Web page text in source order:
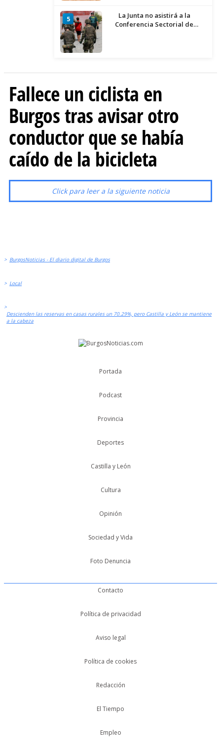
5
La Junta no asistirá a la
Conferencia Sectorial de
Fallece un ciclista en
Burgos tras avisar otro
conductor que se había
caído de la bicicleta
Click para leer a la siguiente noticia
> BurgosNoticias - El diario digital de Burgos
> Local
>
Descienden las reservas en casas rurales un 70.29%, pero Castilla y León se mantiene
a la cabeza
Portada
Podcast
Provincia
Deportes
Castilla y León
Cultura
Opinión
Sociedad y Vida
Foto Denuncia
Contacto
Política de privacidad
Aviso legal
Política de cookies
Redacción
El Tiempo
Empleo